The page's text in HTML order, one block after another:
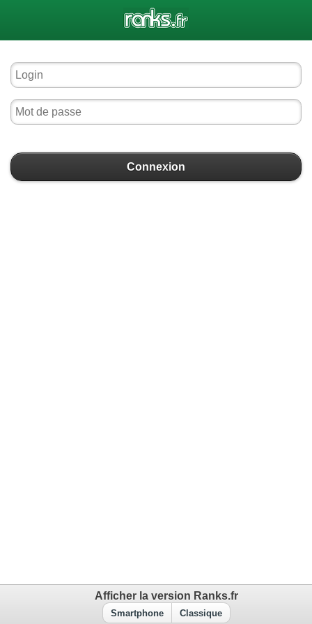
Connexion
Afficher la version Ranks.fr
Smartphone Classique